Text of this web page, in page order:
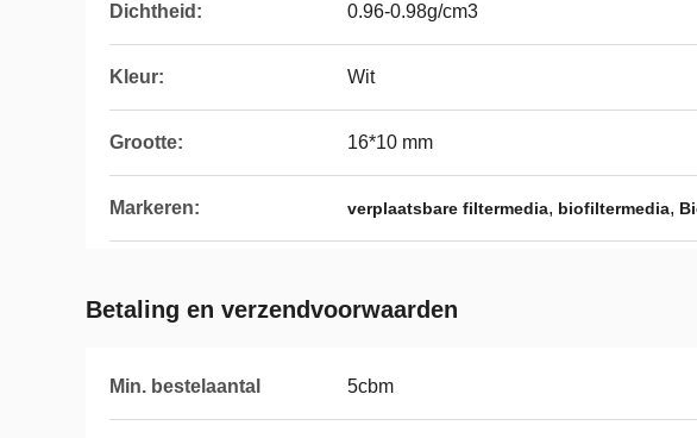
Dichtheid: 0.96-0.98g/cm3
Kleur: Wit
Grootte: 16*10 mm
Markeren: verplaatsbare filtermedia, biofiltermedia,
Betaling en verzendvoorwaarden
Min. bestelaantal 5cbm